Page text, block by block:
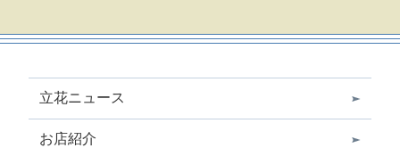
立花ニュース
お店紹介